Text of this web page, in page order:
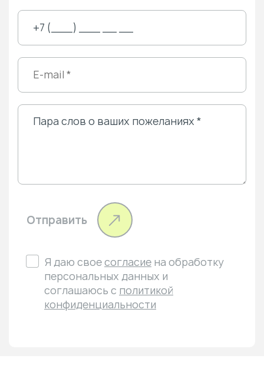
Отправить
Я даю своесогласие на обработку
персональных данных и
соглашаюсь с политикой
конфиденциальности